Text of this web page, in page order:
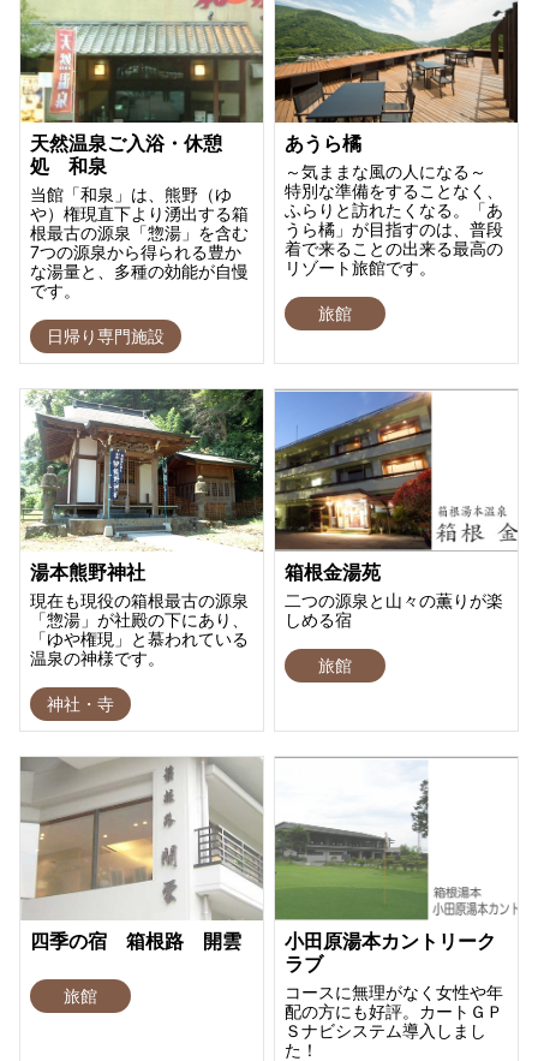
天然温泉ご入浴・休憩
処 和泉
当館「和泉」は、熊野（ゆ
や）権現直下より湧出する箱
根最古の源泉「惣湯」を含む
7つの源泉から得られる豊か
な湯量と、多種の効能が自慢
です。
日帰り専門施設
あうら橘
～気ままな風の人になる～
特別な準備をすることなく、
ふらりと訪れたくなる。「あ
うら橘」が目指すのは、普段
着で来ることの出来る最高の
リゾート旅館です。
旅館
湯本熊野神社
現在も現役の箱根最古の源泉
「惣湯」が社殿の下にあり、
「ゆや権現」と慕われている
温泉の神様です。
神社・寺
箱根金湯苑
二つの源泉と山々の薫りが楽
しめる宿
旅館
四季の宿 箱根路 開雲
旅館
小田原湯本カントリーク
ラブ
コースに無理がなく女性や年
配の方にも好評。カートＧＰ
Ｓナビシステム導入しまし
た！